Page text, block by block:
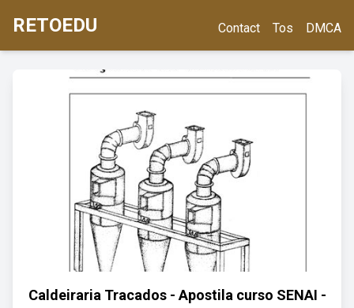
RETOEDU Contact Tos DMCA
Caldeiraria Tracados - Apostila curso SENAI -